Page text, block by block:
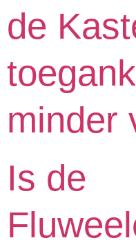
de
minder
Is de